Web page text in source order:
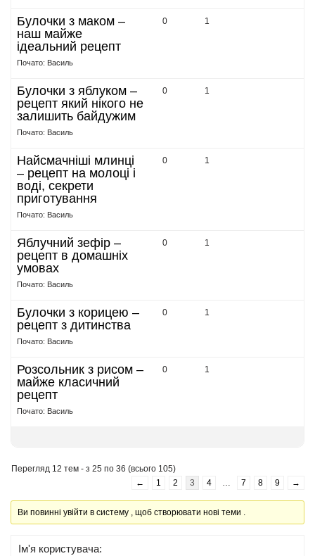
Булочки з маком –
наш майже
ідеальний рецепт
Почато: Василь
0 1
Булочки з яблуком –
рецепт який нікого не
залишить байдужим
Почато: Василь
0 1
Найсмачніші млинці
– рецепт на молоці і
воді, секрети
приготування
Почато: Василь
0 1
Яблучний зефір –
рецепт в домашніх
умовах
Почато: Василь
0 1
Булочки з корицею –
рецепт з дитинства
Почато: Василь
0 1
Розсольник з рисом –
майже класичний
рецепт
Почато: Василь
0 1
Перегляд 12 тем - з 25 по 36 (всього 105)
←
1 2 3 4 … 7 8 9 →
Ви повинні увійти в систему , щоб створювати нові теми .
Ім'я користувача: